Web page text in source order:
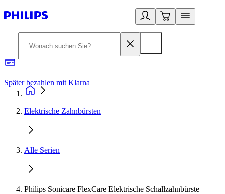
Später bezahlen mit Klarna
Elektrische Zahnbürsten
Alle Serien
Philips Sonicare FlexCare Elektrische Schallzahnbürste